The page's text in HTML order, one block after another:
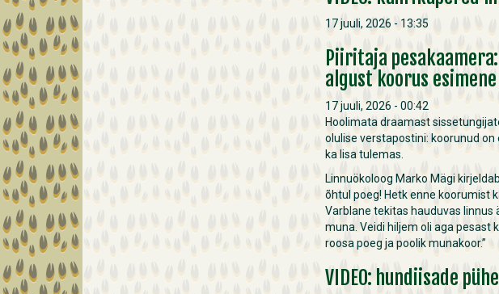
17 juuli, 2026 - 13:35
Piiritaja
algust koorus
17 juuli, 2026 - 00:42
Hoolimata draamast
olulise verstapostini: koorunud
ka lisa tulemas.
Linnuökoloog Marko Mägi
õhtul poeg! Hetk enne koorumist
Varblane tekitas hauduvas linnus
muna. Veidi hiljem oli aga pesast
roosa poeg ja poolik munakoor.”
VIDEO: hundiisade